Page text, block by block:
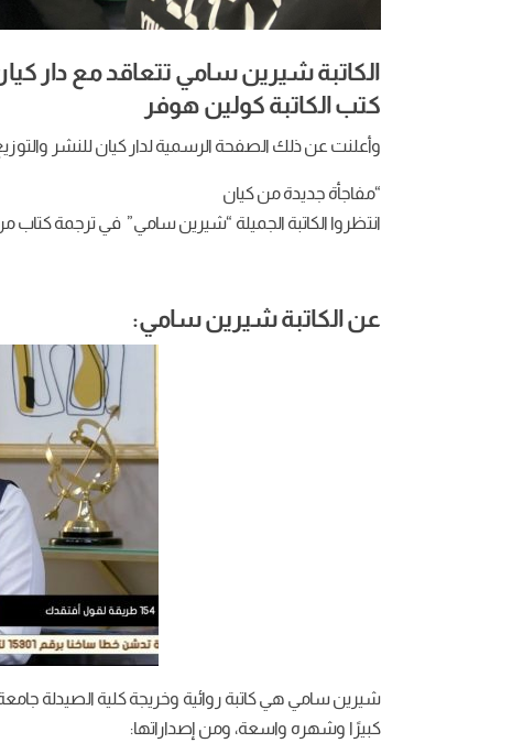
الكاتبة شيرين سامي تتعاقد مع دار
كتب الكاتبة كولين هوفر
وأعلنت عن ذلك الصفحة الرسمية لدار كيان للنشر
“مفاجأة جديدة من كيان
انتظروا الكاتبة الجميلة “شيرين سامي” في ترجمة كتاب
عن الكاتبة شيرين سامي:
شيرين سامي هي كاتبة روائية وخريجة كلية الصيدلة
كبيرًا وشهره واسعة، ومن إصداراتها: